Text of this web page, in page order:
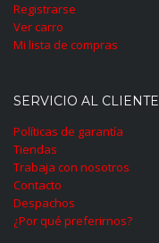
Registrarse
Ver carro
Mi lista de compras
SERVICIO AL CLIENTE
Políticas de garantía
Tiendas
Trabaja con nosotros
Contacto
Despachos
¿Por qué preferirnos?